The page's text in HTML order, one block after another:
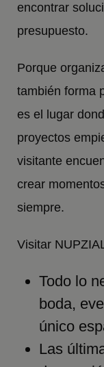
encontrar
presupuesto.
Porque
también forma
es el lugar
proyectos
visitante
crear
siempre.
Visitar
Todo lo
boda,
único
Las